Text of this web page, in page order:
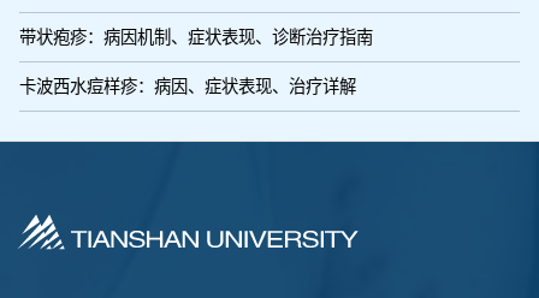
带状疱疹：病因机制、症状表现、诊断治疗指南
卡波西水痘样疹：病因、症状表现、治疗详解